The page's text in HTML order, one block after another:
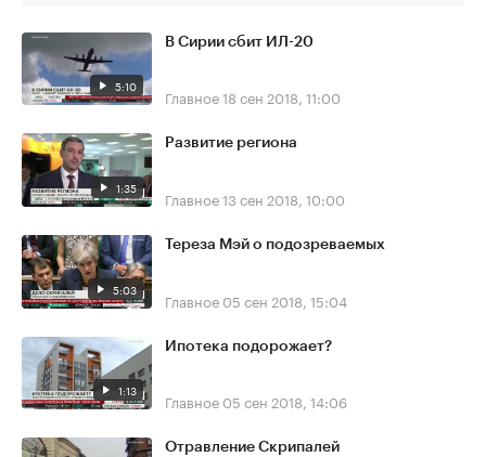
5:10
В Сирии сбит ИЛ-20
Главное18 сен 2018, 11:00
1:35
Развитие региона
Главное13 сен 2018, 10:00
5:03
Тереза Мэй о подозреваемых
Главное 05 сен 2018, 15:04
1:13
Ипотека подорожает?
Главное 05 сен 2018, 14:06
Отравление Скрипалей